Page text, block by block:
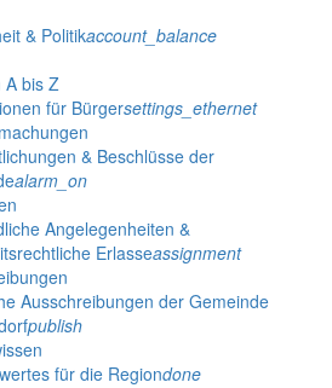
& Politikaccount_balance
A bis Z
für Bürgersettings_ethernet
& Beschlüsse der
alarm_on
Angelegenheiten &
Erlasseassignment
Ausschreibungen der Gemeinde
publish
für die Regiondone